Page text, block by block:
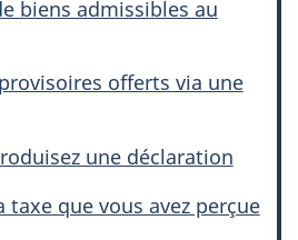
biens admissibles au
offerts via une
une déclaration
taxe que vous avez perçue